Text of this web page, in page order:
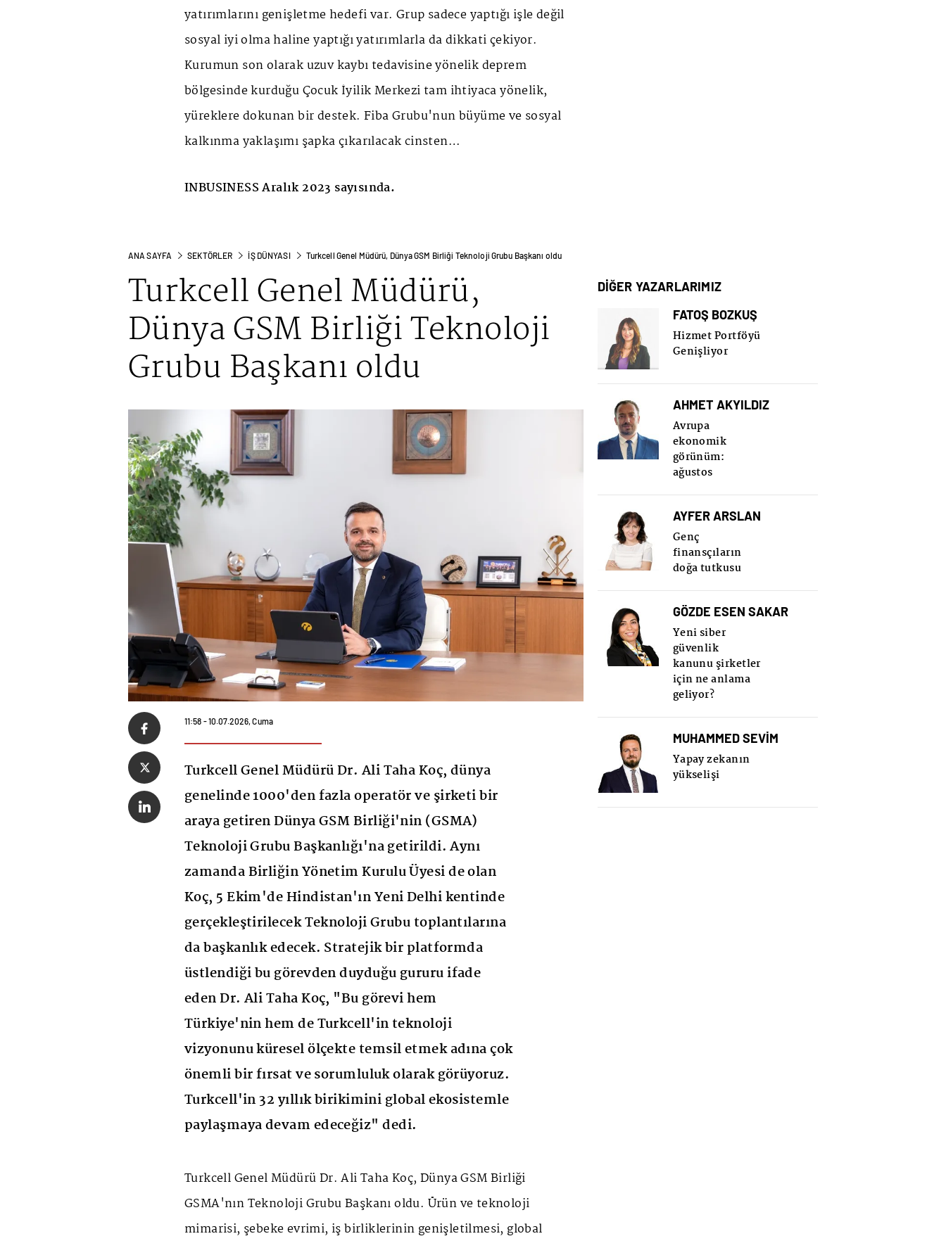
yatırımlarını genişletme hedefi var. Grup sadece yaptığı işle değil
sosyal iyi olma haline yaptığı yatırımlarla da dikkati çekiyor.
Kurumun son olarak uzuv kaybı tedavisine yönelik deprem
bölgesinde kurduğu Çocuk İyilik Merkezi tam ihtiyaca yönelik,
yüreklere dokunan bir destek. Fiba Grubu'nun büyüme ve sosyal
kalkınma yaklaşımı şapka çıkarılacak cinsten…
INBUSINESS Aralık 2023 sayısında.
ANA SAYFA SEKTÖRLER İŞ DÜNYASI Turkcell Genel Müdürü, Dünya GSM Birliği Teknoloji Grubu Başkanı oldu
Turkcell Genel Müdürü,
Dünya GSM Birliği Teknoloji
Grubu Başkanı oldu
11:58 - 10.07.2026, Cuma
Turkcell Genel Müdürü Dr. Ali Taha Koç, dünya
genelinde 1000'den fazla operatör ve şirketi bir
araya getiren Dünya GSM Birliği'nin (GSMA)
Teknoloji Grubu Başkanlığı'na getirildi. Aynı
zamanda Birliğin Yönetim Kurulu Üyesi de olan
Koç, 5 Ekim'de Hindistan'ın Yeni Delhi kentinde
gerçekleştirilecek Teknoloji Grubu toplantılarına
da başkanlık edecek. Stratejik bir platformda
üstlendiği bu görevden duyduğu gururu ifade
eden Dr. Ali Taha Koç, "Bu görevi hem
Türkiye'nin hem de Turkcell'in teknoloji
vizyonunu küresel ölçekte temsil etmek adına çok
önemli bir fırsat ve sorumluluk olarak görüyoruz.
Turkcell'in 32 yıllık birikimini global ekosistemle
paylaşmaya devam edeceğiz" dedi.
Turkcell Genel Müdürü Dr. Ali Taha Koç, Dünya GSM Birliği
GSMA'nın Teknoloji Grubu Başkanı oldu. Ürün ve teknoloji
mimarisi, şebeke evrimi, iş birliklerinin genişletilmesi, global
DİĞER YAZARLARIMIZ
FATOŞ BOZKUŞ
Hizmet Portföyü
Genişliyor
AHMET AKYILDIZ
Avrupa
ekonomik
görünüm:
ağustos
AYFER ARSLAN
Genç
finansçıların
doğa tutkusu
GÖZDE ESEN SAKAR
Yeni siber
güvenlik
kanunu şirketler
için ne anlama
geliyor?
MUHAMMED SEVİM
Yapay zekanın
yükselişi